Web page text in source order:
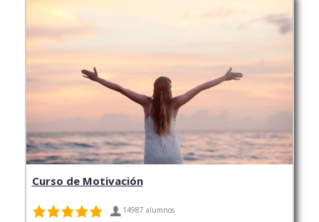
Curso de Motivación
14987 alumnos